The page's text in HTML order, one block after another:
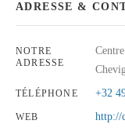
ADRESSE &
NOTRE
ADRESSE
TÉLÉPHONE +32
WEB http://